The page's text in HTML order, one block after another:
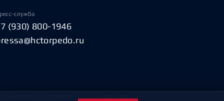
служба
(930) 800-1946